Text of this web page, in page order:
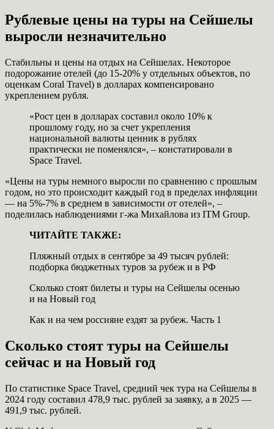
Рублевые цены на туры на Сейшелы
выросли незначительно
Стабильны и цены на отдых на Сейшелах. Некоторое
подорожание отелей (до 15-20% у отдельных объектов, по
оценкам Coral Travel) в долларах компенсировано
укреплением рубля.
«Рост цен в долларах составил около 10% к
прошлому году, но за счет укрепления
национальной валюты ценник в рублях
практически не поменялся», – констатировали в
Space Travel.
«Цены на туры немного выросли по сравнению с прошлым
годом, но это происходит каждый год в пределах инфляции
— на 5%-7% в среднем в зависимости от отелей», –
поделилась наблюдениями г-жа Михайлова из ITM Group.
ЧИТАЙТЕ ТАКЖЕ:
Пляжный отдых в сентябре за 49 тысяч рублей:
подборка бюджетных туров за рубеж и в РФ
Сколько стоят билеты и туры на Сейшелы осенью
и на Новый год
Как и на чем россияне ездят за рубеж. Часть 1
Сколько стоят туры на Сейшелы
сейчас и на Новый год
По статистике Space Travel, средний чек тура на Сейшелы в
2024 году составил 478,9 тыс. рублей за заявку, а в 2025 —
491,9 тыс. рублей.